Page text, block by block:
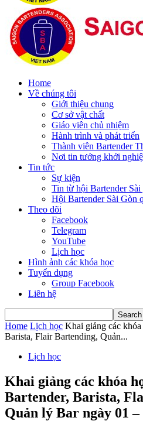
Home
Về chúng tôi
Giới thiệu chung
Cơ sở vật chất
Giáo viên chủ nhiệm
Hành trình và phát triển
Thành viên Bartender
Nơi tin tưởng khởi
Tin tức
Sự kiện
Tin từ hội Bartender Sài
Hội Bartender Sài Gòn
Theo dõi
Facebook
Telegram
YouTube
Lịch học
Hình ảnh các khóa học
Tuyển dụng
Group Facebook
Liên hệ
Home Lịch học Khai giảng các khóa
Barista, Flair Bartending, Quản...
Lịch học
Khai giảng các khóa
Bartender, Barista,
Quản lý Bar ngày 01 –